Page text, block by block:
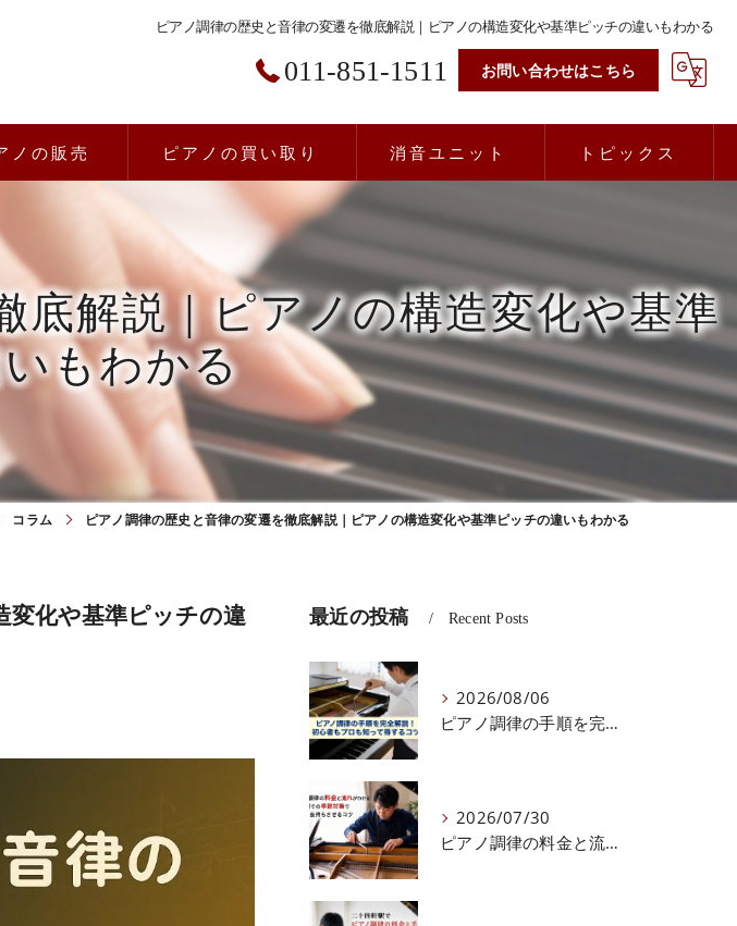
ピアノ調律の歴史と音律の変遷を徹底解説｜ピアノの構造変化や基準ピッチの違いもわかる
011-851-1511 お問い合わせはこちら
ノの販売 ピアノの買い取り 消音ユニット トピックス
底解説｜ピアノの構造変化や基準
もわかる
コラム ピアノ調律の歴史と音律の変遷を徹底解説｜ピアノの構造変化や基準ピッチの違いもわかる
変化や基準ピッチの違
最近の投稿 Recent Posts
2026/08/06
ピアノ調律の手順を完全解説！初心者もプロも知って得するコツ
2026/07/30
ピアノ調律の料金と流れがわかる！北海道での季節対策で音色を長持ちさせるコツ